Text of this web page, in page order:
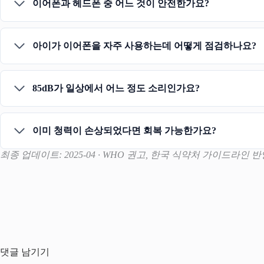
이어폰과 헤드폰 중 어느 것이 안전한가요?
아이가 이어폰을 자주 사용하는데 어떻게 점검하나요?
85dB가 일상에서 어느 정도 소리인가요?
이미 청력이 손상되었다면 회복 가능한가요?
최종 업데이트: 2025-04 · WHO 권고, 한국 식약처 가이드라인 반
댓글 남기기